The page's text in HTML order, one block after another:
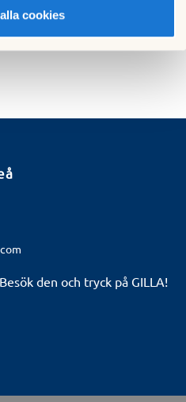
cookies
den och tryck på GILLA!